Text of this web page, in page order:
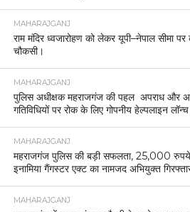
MAHARAJGANJ
राम मंदिर ध्वजारोहण को लेकर यूपी–नेपाल सीमा पर
चौकसी।
MAHARAJGANJ
पुलिस अधीक्षक महराजगंज की पहल अपराध और
गतिविधियों पर रोक के लिए गोपनीय हेल्पलाइन
MAHARAJGANJ
महराजगंज पुलिस की बड़ी सफलता, 25,000
इनामिया गैंगस्टर एक्ट का नामजद अभियुक्त
MAHARAJGANJ